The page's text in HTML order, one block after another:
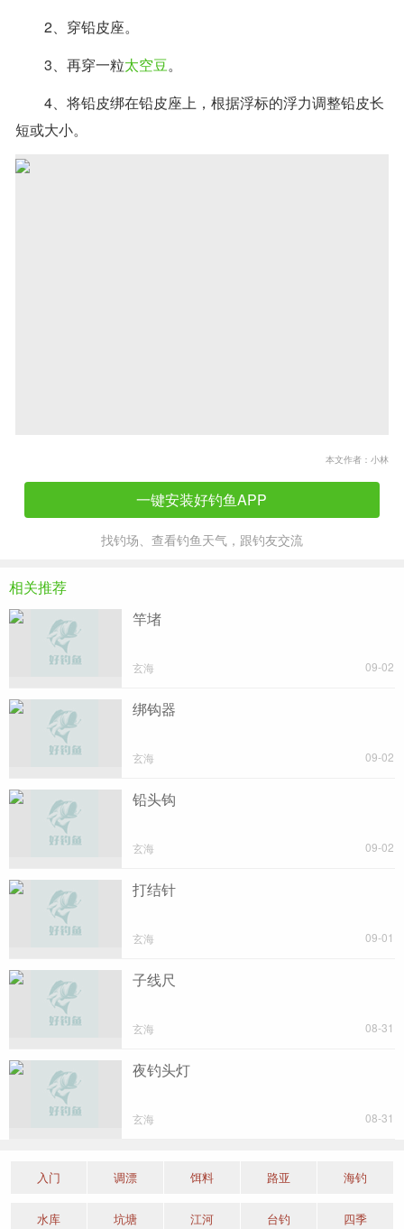
2、穿铅皮座。
3、再穿一粒太空豆。
4、将铅皮绑在铅皮座上，根据浮标的浮力调整铅皮长
短或大小。
本文作者：小林
一键安装好钓鱼APP
找钓场、查看钓鱼天气，跟钓友交流
相关推荐
竿堵
玄海 09-02
绑钩器
玄海 09-02
铅头钩
玄海 09-02
打结针
玄海 09-01
子线尺
玄海 08-31
夜钓头灯
玄海 08-31
入门 调漂 饵料 路亚 海钓
水库 坑塘 江河 台钓 四季